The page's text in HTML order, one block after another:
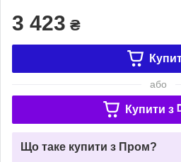
3 423 ₴
або
Купити з
Що таке купити з Пром?